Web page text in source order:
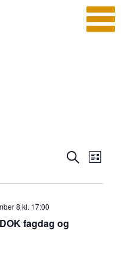
Search
and
Søk
Liste
8 kl. 17:00
fagdag og